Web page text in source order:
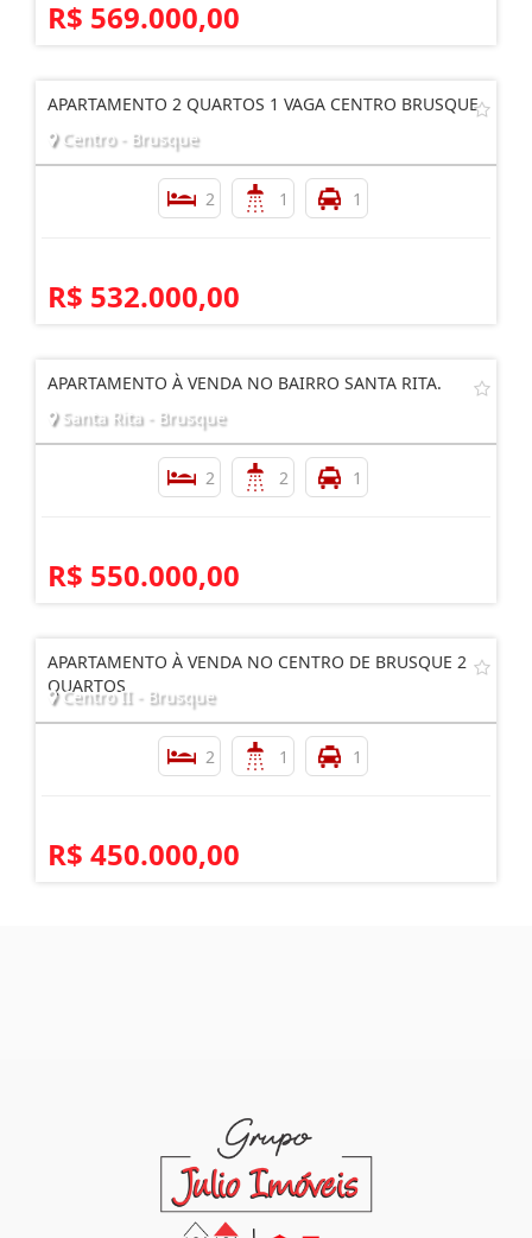
R$ 569.000,00
APARTAMENTO 2 QUARTOS 1 VAGA CENTRO BRUSQUE
Centro - Brusque
2 1 1
R$ 532.000,00
APARTAMENTO À VENDA NO BAIRRO SANTA RITA.
Santa Rita - Brusque
2 2 1
R$ 550.000,00
APARTAMENTO À VENDA NO CENTRO DE BRUSQUE 2
QUARTOS
Centro II - Brusque
2 1 1
R$ 450.000,00